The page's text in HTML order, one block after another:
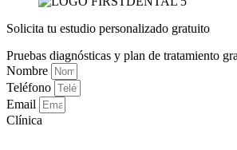
Solicita tu estudio personalizado gratuito
Pruebas diagnósticas y plan de tratamiento
Nombre
Teléfono
Email
Clínica